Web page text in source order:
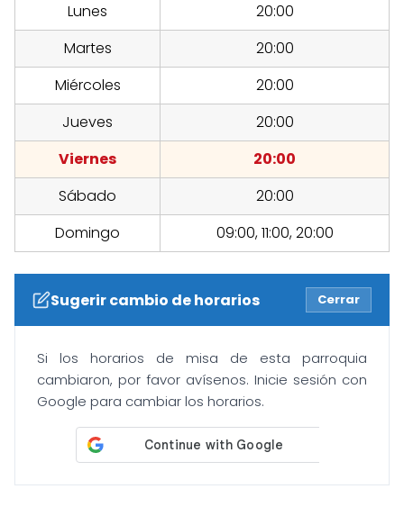
Lunes
20:00
Martes
20:00
Miércoles
20:00
Jueves
20:00
Viernes
20:00
Sábado
20:00
Domingo
09:00, 11:00, 20:00
Sugerir cambio de horarios Cerrar
Si los horarios de misa de esta parroquia
cambiaron, por favor avísenos. Inicie sesión con
Google para cambiar los horarios.